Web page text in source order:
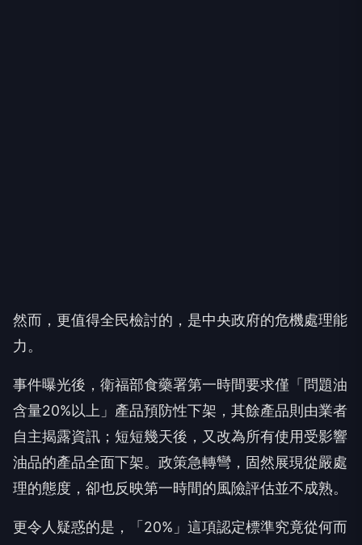
然而，更值得全民檢討的，是中央政府的危機處理能
力。
事件曝光後，衛福部食藥署第一時間要求僅「問題油
含量20%以上」產品預防性下架，其餘產品則由業者
自主揭露資訊；短短幾天後，又改為所有使用受影響
油品的產品全面下架。政策急轉彎，固然展現從嚴處
理的態度，卻也反映第一時間的風險評估並不成熟。
更令人疑惑的是，「20%」這項認定標準究竟從何而